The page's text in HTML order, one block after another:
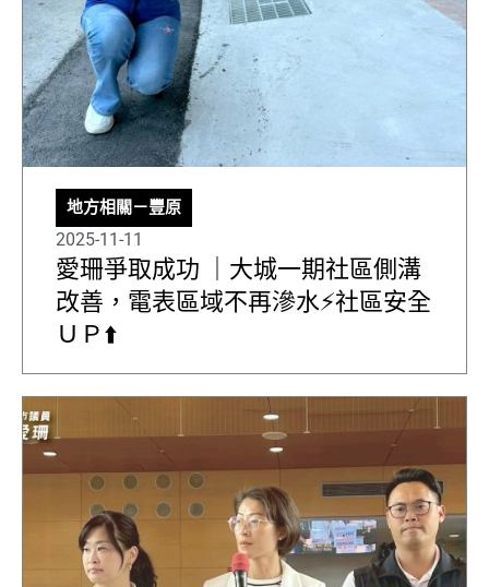
地方相關－豐原
2025-11-11
愛珊爭取成功 ｜大城一期社區側溝
改善，電表區域不再滲水⚡️社區安全
ＵＰ⬆️